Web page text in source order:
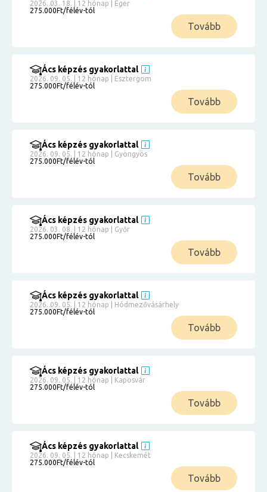
2026. 03. 18. | 12 hónap | Eger
275.000Ft/félév-tól
Tovább
Ács képzés gyakorlattal
2026. 09. 05. | 12 hónap | Esztergom
275.000Ft/félév-tól
Tovább
Ács képzés gyakorlattal
2026. 09. 05. | 12 hónap | Gyöngyös
275.000Ft/félév-tól
Tovább
Ács képzés gyakorlattal
2026. 03. 08. | 12 hónap | Győr
275.000Ft/félév-tól
Tovább
Ács képzés gyakorlattal
2026. 09. 05. | 12 hónap | Hódmezővásárhely
275.000Ft/félév-tól
Tovább
Ács képzés gyakorlattal
2026. 09. 05. | 12 hónap | Kaposvár
275.000Ft/félév-tól
Tovább
Ács képzés gyakorlattal
2026. 09. 05. | 12 hónap | Kecskemét
275.000Ft/félév-tól
Tovább